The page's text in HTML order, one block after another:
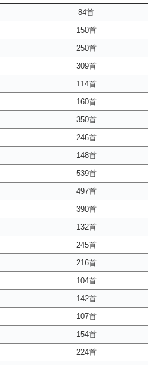
84首
150首
250首
309首
114首
160首
350首
246首
148首
539首
497首
390首
132首
245首
216首
104首
142首
107首
154首
224首